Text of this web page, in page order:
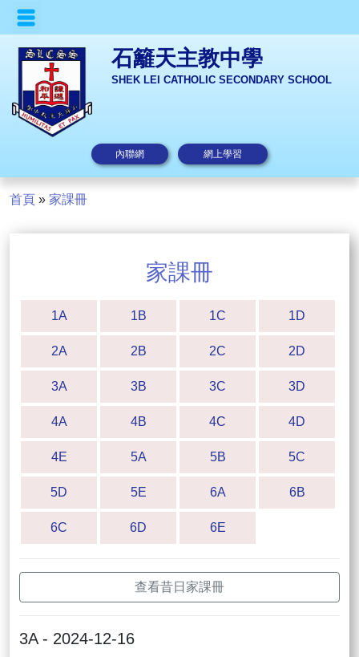
石籬天主教中學
SHEK LEI CATHOLIC SECONDARY SCHOOL
內聯網 網上學習
首頁 » 家課冊
家課冊
1A 1B 1C 1D
2A 2B 2C 2D
3A 3B 3C 3D
4A 4B 4C 4D
4E 5A 5B 5C
5D 5E 6A 6B
6C 6D 6E
查看昔日家課冊
3A - 2024-12-16